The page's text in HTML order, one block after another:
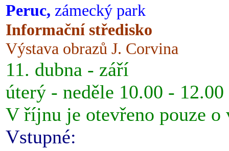
Peruc, zámecký park
Informační středisko
Výstava obrazů J. Corvina
11. dubna - září
úterý - neděle 10.00 -
V říjnu je otevřeno pouze o
Vstupné: